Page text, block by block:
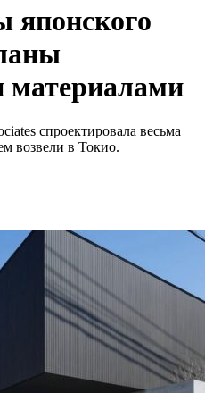
японского
материалами
спроектировала весьма
возвели в Токио.